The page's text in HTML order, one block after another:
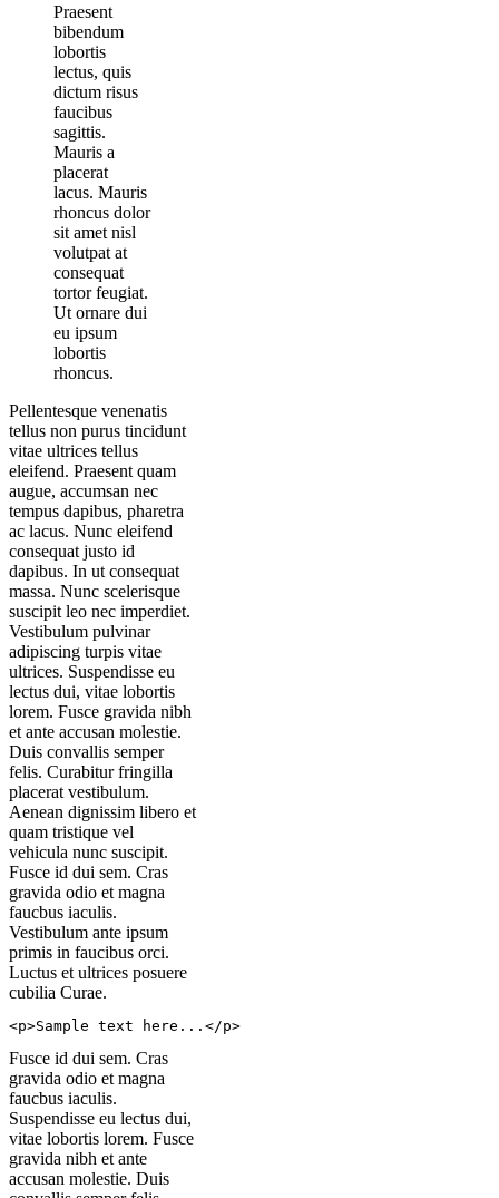
Praesent
bibendum
lobortis
lectus, quis
dictum risus
faucibus
sagittis.
Mauris a
placerat
lacus. Mauris
rhoncus dolor
sit amet nisl
volutpat at
consequat
tortor feugiat.
Ut ornare dui
eu ipsum
lobortis
rhoncus.
Pellentesque venenatis
tellus non purus tincidunt
vitae ultrices tellus
eleifend. Praesent quam
augue, accumsan nec
tempus dapibus, pharetra
ac lacus. Nunc eleifend
consequat justo id
dapibus. In ut consequat
massa. Nunc scelerisque
suscipit leo nec imperdiet.
Vestibulum pulvinar
adipiscing turpis vitae
ultrices. Suspendisse eu
lectus dui, vitae lobortis
lorem. Fusce gravida nibh
et ante accusan molestie.
Duis convallis semper
felis. Curabitur fringilla
placerat vestibulum.
Aenean dignissim libero et
quam tristique vel
vehicula nunc suscipit.
Fusce id dui sem. Cras
gravida odio et magna
faucbus iaculis.
Vestibulum ante ipsum
primis in faucibus orci.
Luctus et ultrices posuere
cubilia Curae.
<p>Sample text here...</p>
Fusce id dui sem. Cras
gravida odio et magna
faucbus iaculis.
Suspendisse eu lectus dui,
vitae lobortis lorem. Fusce
gravida nibh et ante
accusan molestie. Duis